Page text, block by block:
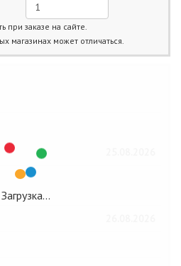
при заказе на сайте.
магазинах может отличаться.
Загрузка…